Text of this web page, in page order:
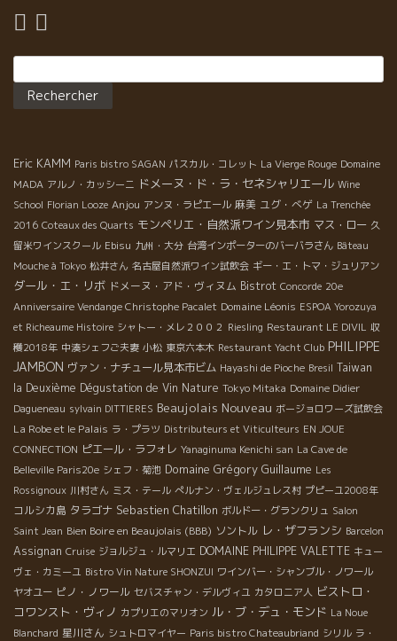
を幾つかのパタ－ンでサンプルを造ってみる。 それを試飲して今
決定する。 パカレ『今年のスタイルは８９年のバランス感覚に似
ている。アルコ－ルから来る力強さはないけど色んなものが詰ま
タイルが今年のバランスだと思う。爽やかなフル－ティ－さが心
地良いワインだ。 最終決定比率のサンプルを作るマチュ・ラピエ
－ル。マチュにとってもパカレとのアッサンブラ－ジュは勉強に
なる。マチュも今はラピエ－ル家の責任者となったばかりだ。従
兄弟の天才フィリップ・パカレとの貴重な時間である。最後に皆
で最終決定した２０１０年ヌーヴォ－を試飲。アルコ－ル度数が
１２度前後と低く、エレガントでグイグイいってしまう。 アッサ
ンブラ－ジュ終了後はカ－ヴの樽に入ったばかりのモルゴンを試
飲 マチュはフィリップ・パカレに今年のモルゴンを飲んで欲しか
ったに違いない。 そうこうしている中にマチュのフィアンセのミ
ュリエルもやってきた。 来月に子供が生まれる。パカレの奥さん
のモニカ、研修生のアキノリ君も混じってアペリティフがわりの
飲み会になった。 マルセル・ラピエ－ルが生前の時もこのカ－ヴ
に入って永遠と飲み会をやったものでした。 ついつい思い出して
しまう。 誰となく『乾杯！マルセル！』 の合唱となった。この光
景を見てマルセルも喜んでいるに違いない 皆様！エレガント・フ
ル－ティーな パカレ・ヌ－ヴォ－を楽しんでください！ Philippe
Pacaletのワインについてのお問い合わせは、こちらまでお願いし
ます： 野村ユニソン株式会社 TEL : 03-3538-7854 FAX : 03-
3538-7855 MAIL : wine@nomura-g.co.jp http://www.nomura-
g.co.jp
Eric KAMM Paris bistro SAGAN パスカル・コレット La Vierge Rouge Domaine
MADA アルノ・カッシーニ ドメーヌ・ド・ラ・セネシャリエール Wine
School Florian Looze Anjou アンヌ・ラピエール 麻美 ユグ・べゲ La Trenchée
2016 Coteaux des Quarts モンペリエ・自然派ワイン見本市 マス・ロー 久
留米ワインスクール Ebisu 九州・大分 台湾インポーターのバーバラさん Bâteau
Mouche à Tokyo 松井さん 名古屋自然派ワイン試飲会 ギー・エ・トマ・ジュリアン
ダール・エ・リボ ドメーヌ・アド・ヴィヌム Bistrot Concorde 20e
Anniversaire Vendange Christophe Pacalet Domaine Léonis ESPOA Yorozuya
et Richeaume Histoire シャトー・メレ２００２ Riesling Restaurant LE DIVIL 収
穫2018年 中湊シェフご夫妻 小松 東京六本木 Restaurant Yacht Club PHILIPPE
JAMBON ヴァン・ナチュール見本市ビム Hayashi de Pioche Bresil Taiwan
la Deuxième Dégustation de Vin Nature Tokyo Mitaka Domaine Didier
Dagueneau sylvain DITTIERES Beaujolais Nouveau ボージョロワーズ試飲会
La Robe et le Palais ラ・プラツ Distributeurs et Viticulteurs EN JOUE
CONNECTION ピエール・ラフォレ Yanaginuma Kenichi san La Cave de
Belleville Paris20e シェフ・菊池 Domaine Grégory Guillaume Les
Rossignoux 川村さん ミス・テール ぺルナン・ヴェルジュレス村 プピーユ2008年
コルシカ島 タラゴナ Sebastien Chatillon ボルドー・グランクリュ Salon
Saint Jean Bien Boire en Beaujolais (BBB) ソントル レ・ザフランシ Barcelon
Assignan Cruise ジョルジュ・ルマリエ DOMAINE PHILIPPE VALETTE キュー
ヴェ・カミーユ Bistro Vin Nature SHONZUI ワインバー・シャンブル・ノワール
ヤオユー ピノ・ノワール セバスチャン・デルヴィユ カタロニア人 ビストロ・
コワンスト・ヴィノ カプリエのマリオン ル・ブ・デュ・モンド La Noue
Blanchard 星川さん シュトロマイヤー Paris bistro Chateaubriand シリル ラ・